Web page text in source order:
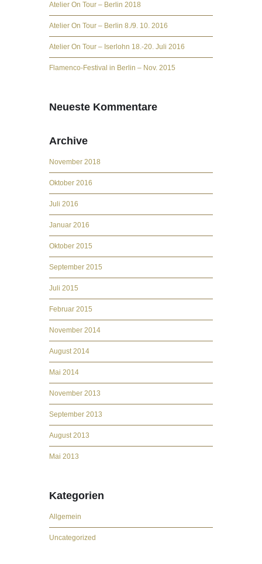
Atelier On Tour – Berlin 2018
Atelier On Tour – Berlin 8./9. 10. 2016
Atelier On Tour – Iserlohn 18.-20. Juli 2016
Flamenco-Festival in Berlin – Nov. 2015
Neueste Kommentare
Archive
November 2018
Oktober 2016
Juli 2016
Januar 2016
Oktober 2015
September 2015
Juli 2015
Februar 2015
November 2014
August 2014
Mai 2014
November 2013
September 2013
August 2013
Mai 2013
Kategorien
Allgemein
Uncategorized